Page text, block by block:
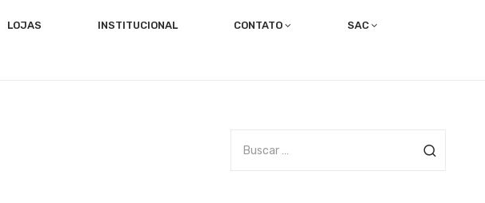
LOJAS INSTITUCIONAL CONTATO SAC